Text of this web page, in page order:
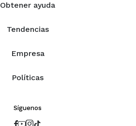
Obtener ayuda
Tendencias
Empresa
Políticas
Síguenos
